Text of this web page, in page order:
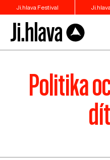
Ji.hlava Festival
Politika